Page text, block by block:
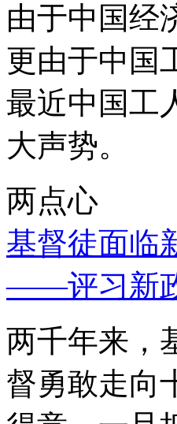
由于中国经
更由于中国
最近中国工
大声势。
两点心
基督徒面临
——评习新
两千年来，
督勇敢走向